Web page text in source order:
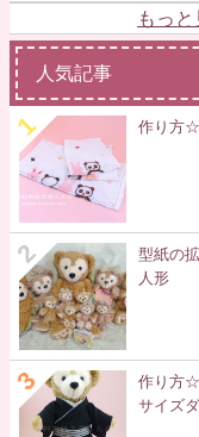
もっ
人気記事
作り方☆
型紙の
人形
作り方☆
サイズ